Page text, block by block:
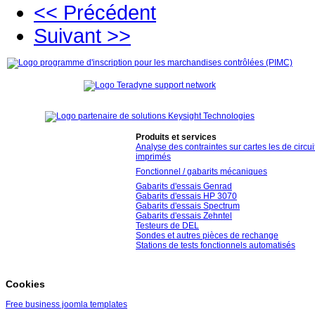
<< Précédent
Suivant >>
Produits et services
Analyse des contraintes sur cartes les de
imprimés
Fonctionnel / gabarits mécaniques
Gabarits d'essais Genrad
Gabarits d'essais HP 3070
Gabarits d'essais Spectrum
Gabarits d'essais Zehntel
Testeurs de DEL
Sondes et autres pièces de rechange
Stations de tests fonctionnels automatisés
Cookies
Free business joomla templates